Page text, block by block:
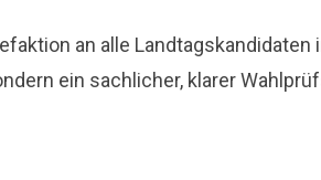
an alle Landtagskandidaten
ein sachlicher, klarer